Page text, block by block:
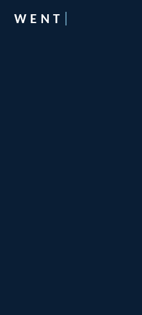
WENT